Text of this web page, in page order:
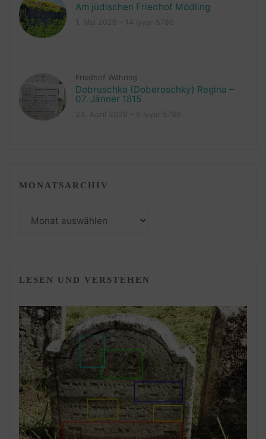
Am jüdischen Friedhof Mödling
Friedhof Währing
Dobruschka (Doberoschky) Regina –
07. Jänner 1815
MONATSARCHIV
LESEN UND VERSTEHEN